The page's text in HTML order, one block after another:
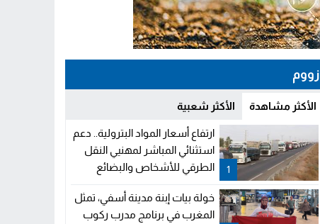
زووم
الأكثر مشاهدة الأكثر شعبية
1
ارتفاع أسعار المواد البترولية.. دعم
استثنائي المباشر لمهنيي النقل
الطرقي للأشخاص والبضائع
خولة بيات إبنة مدينة أسفي، تمثل
المغرب في برنامج مدرب ركوب